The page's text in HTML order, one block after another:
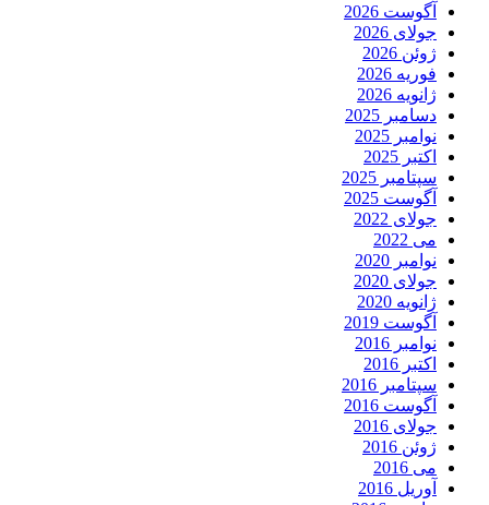
آگوست 2026
جولای 2026
ژوئن 2026
فوریه 2026
ژانویه 2026
دسامبر 2025
نوامبر 2025
اکتبر 2025
سپتامبر 2025
آگوست 2025
جولای 2022
می 2022
نوامبر 2020
جولای 2020
ژانویه 2020
آگوست 2019
نوامبر 2016
اکتبر 2016
سپتامبر 2016
آگوست 2016
جولای 2016
ژوئن 2016
می 2016
آوریل 2016